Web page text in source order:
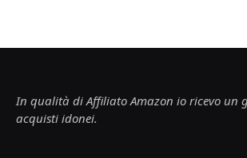
In qualità di Affiliato Amazon io ricevo un
acquisti idonei.